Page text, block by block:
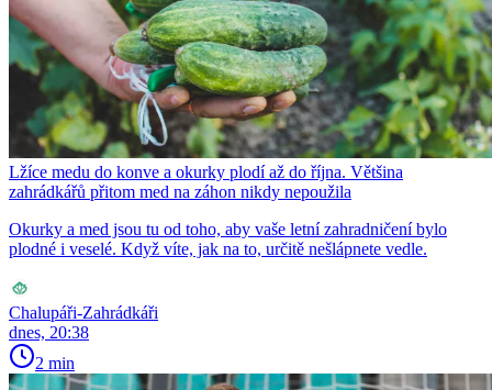
Lžíce medu do konve a okurky plodí až do října. Většina
zahrádkářů přitom med na záhon nikdy nepoužila
Okurky a med jsou tu od toho, aby vaše letní zahradničení bylo
plodné i veselé. Když víte, jak na to, určitě nešlápnete vedle.
Chalupáři-Zahrádkáři
dnes, 20:38
2 min